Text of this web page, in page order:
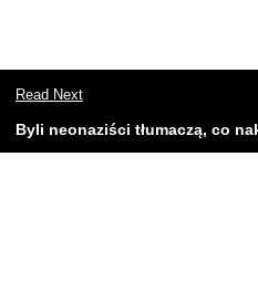
Read Next
Byli neonaziści tłumaczą, co